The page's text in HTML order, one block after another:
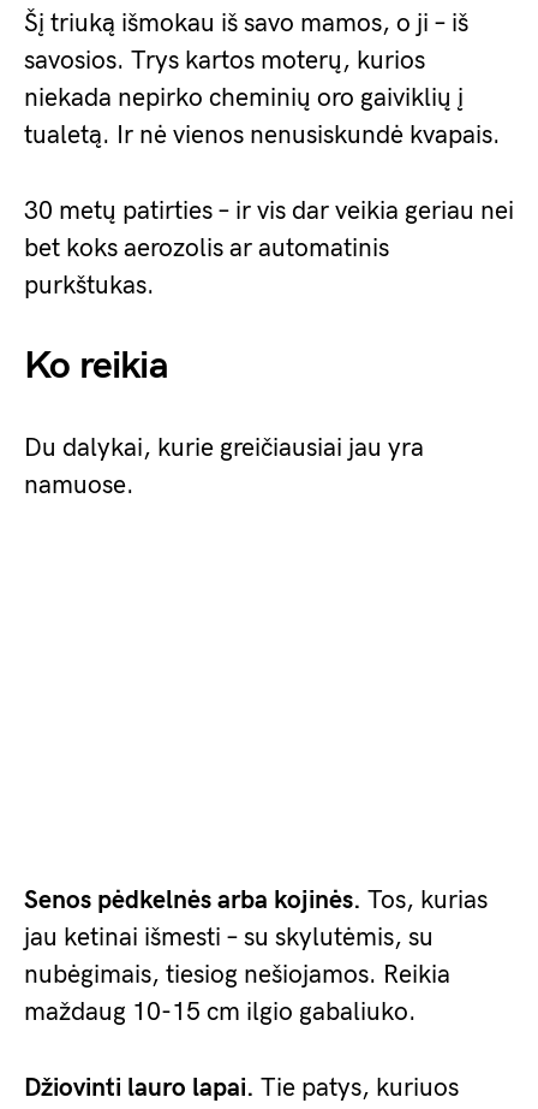
Šį triuką išmokau iš savo mamos, o ji – iš
savosios. Trys kartos moterų, kurios
niekada nepirko cheminių oro gaiviklių į
tualetą. Ir nė vienos nenusiskundė kvapais.
30 metų patirties – ir vis dar veikia geriau nei
bet koks aerozolis ar automatinis
purkštukas.
Ko reikia
Du dalykai, kurie greičiausiai jau yra
namuose.
Senos pėdkelnės arba kojinės. Tos, kurias
jau ketinai išmesti – su skylutėmis, su
nubėgimais, tiesiog nešiojamos. Reikia
maždaug 10-15 cm ilgio gabaliuko.
Džiovinti lauro lapai. Tie patys, kuriuos